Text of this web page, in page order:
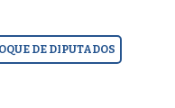
DE DIPUTADOS